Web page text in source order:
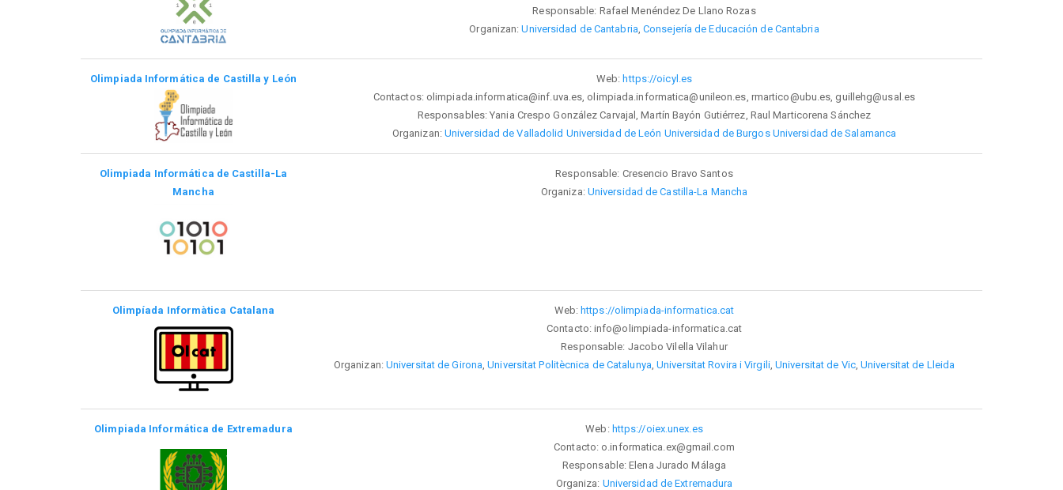
Responsable: Rafael Menéndez De Llano Rozas
Organizan:Universidad de Cantabria,Consejería de Educación de Cantabria
Olimpiada Informática de Castilla y León Web: https://oicyl.es
Contactos: olimpiada.informatica@inf.uva.es, olimpiada.informatica@unileon.es, rmartico@ubu.es, guillehg@usal.es
Responsables: Yania Crespo González Carvajal, Martín Bayón Gutiérrez, Raul Marticorena Sánchez
Organizan: Universidad de Valladolid Universidad de León Universidad de Burgos Universidad de Salamanca
Olimpiada Informática de Castilla-La
Mancha
Responsable: Cresencio Bravo Santos
Organiza: Universidad de Castilla-La Mancha
Olimpíada Informàtica Catalana Web:https://olimpiada-informatica.cat
Contacto: info@olimpiada-informatica.cat
Responsable: Jacobo Vilella Vilahur
Organizan: Universitat de Girona ,Universitat Politècnica de Catalunya ,Universitat Rovira i Virgili,Universitat de Vic,Universitat de Lleida
Olimpiada Informática de Extremadura Web: https://oiex.unex.es
Contacto: o.informatica.ex@gmail.com
Responsable: Elena Jurado Málaga
Organiza: Universidad de Extremadura